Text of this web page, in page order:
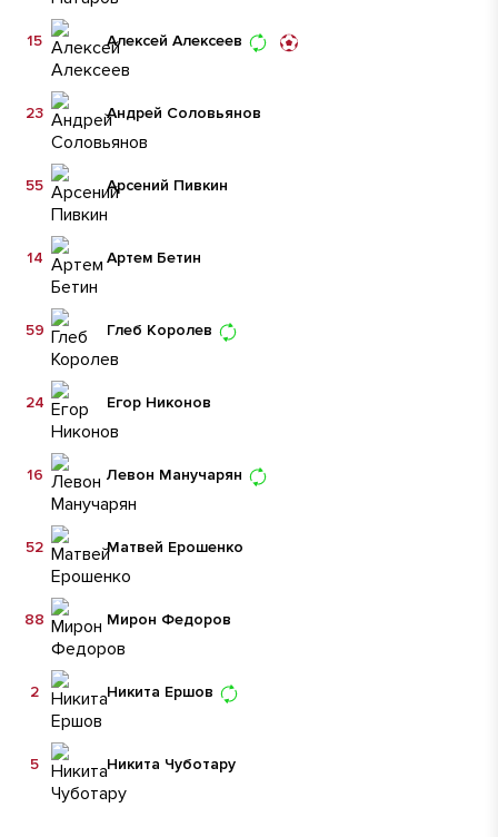
Алексей Алексеев
15
Андрей Соловьянов
23
Арсений Пивкин
55
Артем Бетин
14
Глеб Королев
59
Егор Никонов
24
Левон Манучарян
16
Матвей Ерошенко
52
Мирон Федоров
88
Никита Ершов
2
Никита Чуботару
5